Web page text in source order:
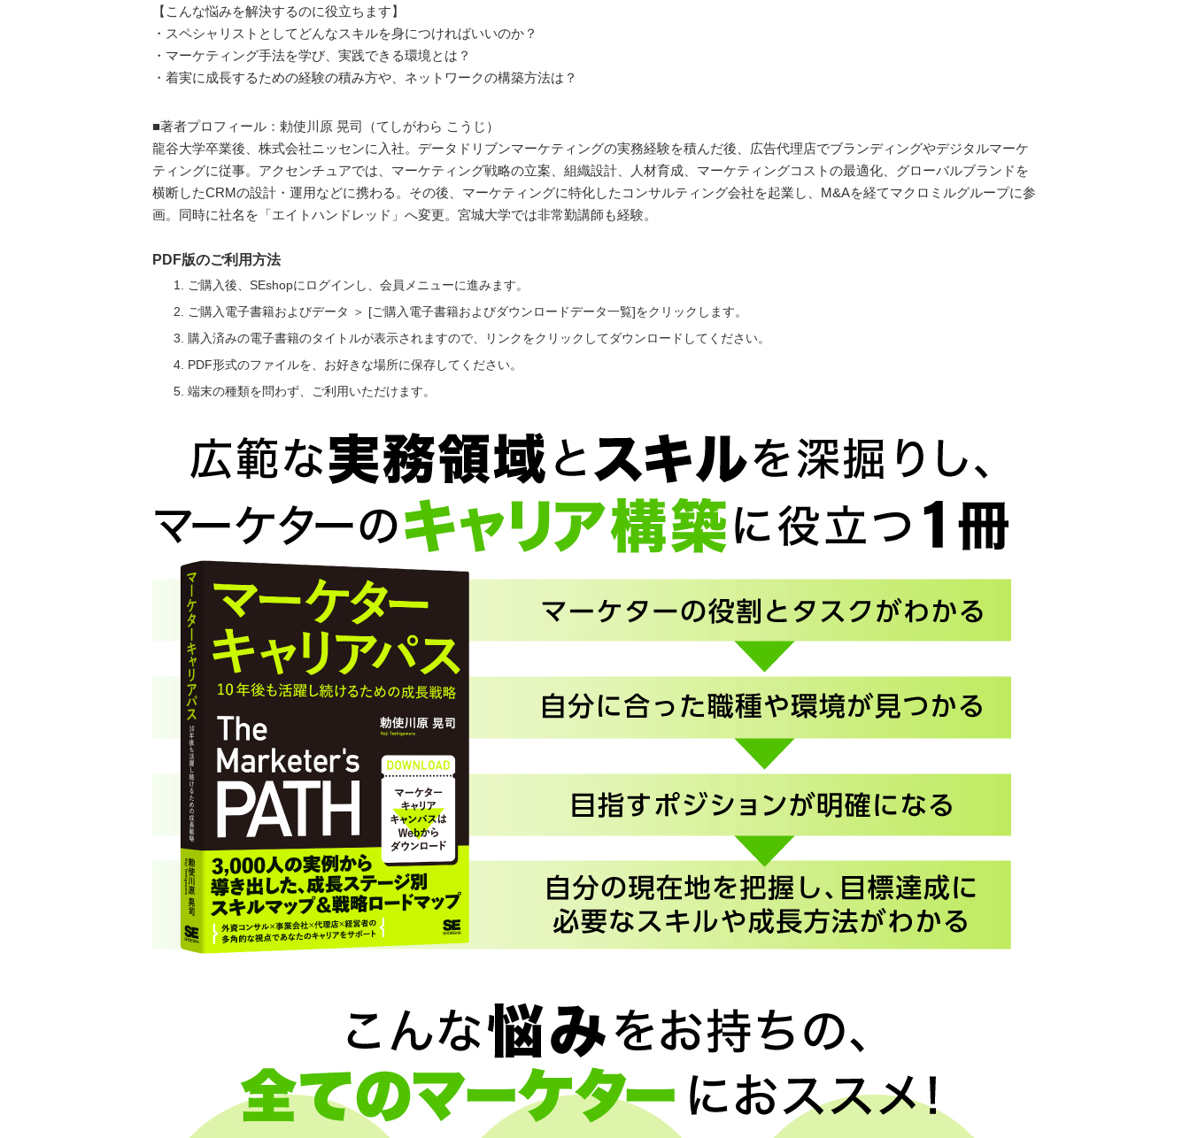
【こんな悩みを解決するのに役立ちます】
・スペシャリストとしてどんなスキルを身につければいいのか？
・マーケティング手法を学び、実践できる環境とは？
・着実に成長するための経験の積み方や、ネットワークの構築方法は？
■著者プロフィール：勅使川原 晃司（てしがわら こうじ）
龍谷大学卒業後、株式会社ニッセンに入社。データドリブンマーケティングの実務経験を積んだ後、広告代理店でブランディングやデジタルマーケ
ティングに従事。アクセンチュアでは、マーケティング戦略の立案、組織設計、人材育成、マーケティングコストの最適化、グローバルブランドを
横断したCRMの設計・運用などに携わる。その後、マーケティングに特化したコンサルティング会社を起業し、M&Aを経てマクロミルグループに参
画。同時に社名を「エイトハンドレッド」へ変更。宮城大学では非常勤講師も経験。
PDF版のご利用方法
ご購入後、SEshopにログインし、会員メニューに進みます。
ご購入電子書籍およびデータ ＞ [ご購入電子書籍およびダウンロードデータ一覧]をクリックします。
購入済みの電子書籍のタイトルが表示されますので、リンクをクリックしてダウンロードしてください。
PDF形式のファイルを、お好きな場所に保存してください。
端末の種類を問わず、ご利用いただけます。